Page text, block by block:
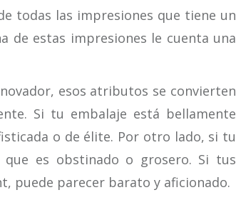
todas las impresiones que tiene un
de estas impresiones le cuenta una
esos atributos se convierten
Si tu embalaje está bellamente
o de élite. Por otro lado, si tu
es obstinado o grosero. Si tus
puede parecer barato y aficionado.